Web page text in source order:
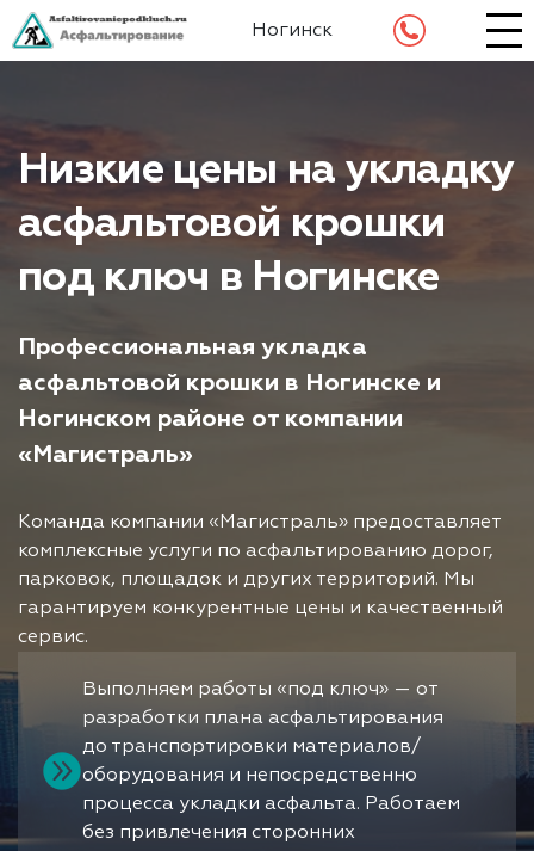
Ногинск
Низкие цены на укладку
асфальтовой крошки
под ключ в Ногинске
Профессиональная укладка
асфальтовой крошки в Ногинске и
Ногинском районе от компании
«Магистраль»
Команда компании «Магистраль» предоставляет
комплексные услуги по асфальтированию дорог,
парковок, площадок и других территорий. Мы
гарантируем конкурентные цены и качественный
сервис.
Выполняем работы «под ключ» — от
разработки плана асфальтирования
до транспортировки материалов/
оборудования и непосредственно
процесса укладки асфальта. Работаем
без привлечения сторонних